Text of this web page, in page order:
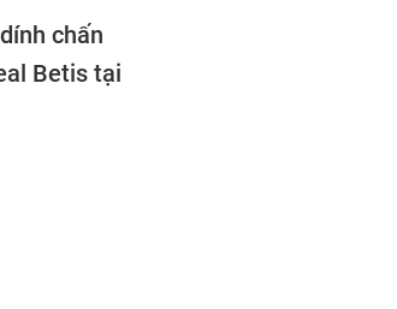
chấn
Betis tại